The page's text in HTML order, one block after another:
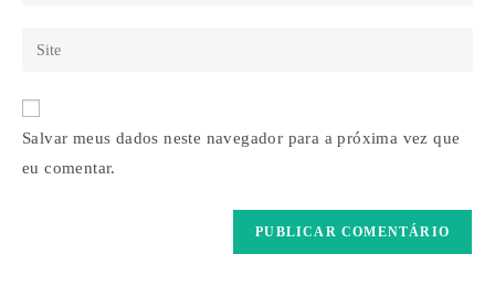
para
comentar
mail
para
comentar
Digite
URL
site
Salvar meus dados neste navegador para a próxima vez que
eu comentar.